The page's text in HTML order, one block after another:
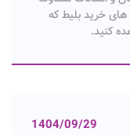
خرید بلیط که
کنید.
1404/09/29